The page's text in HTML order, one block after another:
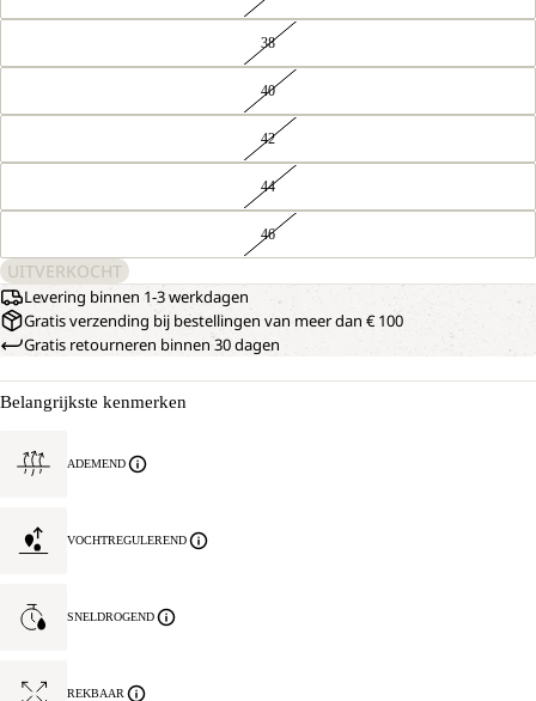
38
40
42
44
46
UITVERKOCHT
Levering binnen 1-3 werkdagen
Gratis verzending bij bestellingen van meer dan € 100
Gratis retourneren binnen 30 dagen
Belangrijkste kenmerken
ADEMEND
VOCHTREGULEREND
SNELDROGEND
REKBAAR